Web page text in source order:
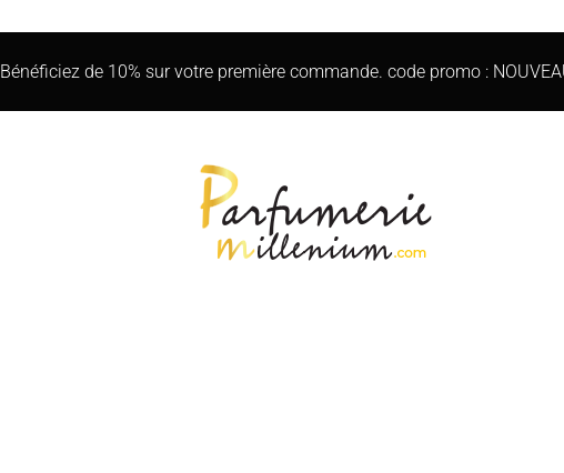
Bénéficiez de 10% sur votre première commande. code promo :